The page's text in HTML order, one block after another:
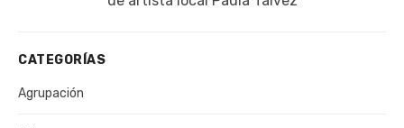
CATEGORÍAS
Agrupación